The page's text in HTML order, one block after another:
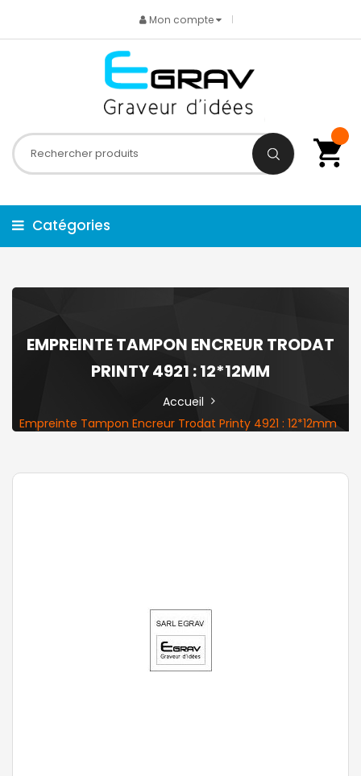
Mon compte
Catégories
EMPREINTE TAMPON ENCREUR TRODAT
PRINTY 4921 : 12*12MM
Accueil
Empreinte Tampon Encreur Trodat Printy 4921 : 12*12mm